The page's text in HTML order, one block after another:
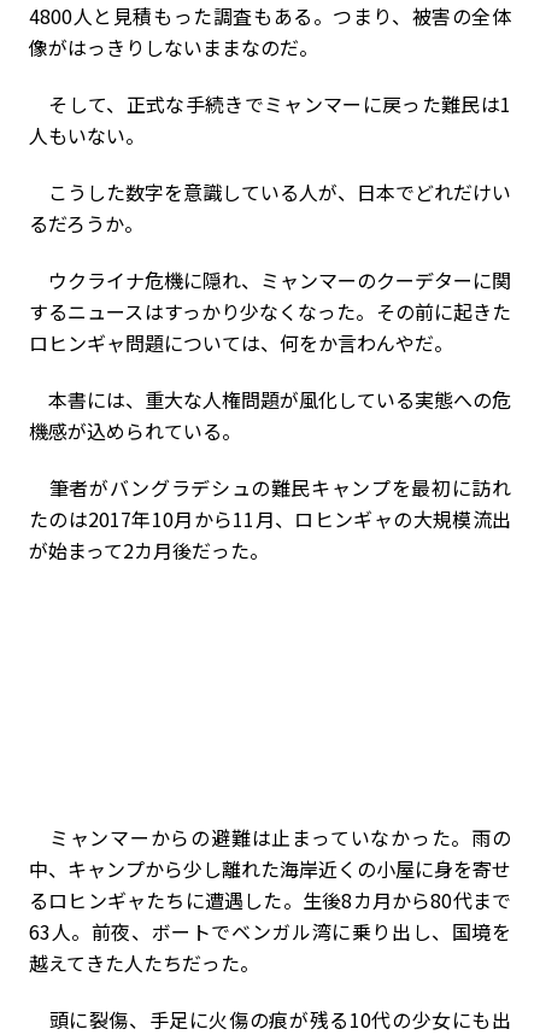
4800人と見積もった調査もある。つまり、被害の全体
像がはっきりしないままなのだ。
そして、正式な手続きでミャンマーに戻った難民は1
人もいない。
こうした数字を意識している人が、日本でどれだけい
るだろうか。
ウクライナ危機に隠れ、ミャンマーのクーデターに関
するニュースはすっかり少なくなった。その前に起きた
ロヒンギャ問題については、何をか言わんやだ。
本書には、重大な人権問題が風化している実態への危
機感が込められている。
筆者がバングラデシュの難民キャンプを最初に訪れ
たのは2017年10月から11月、ロヒンギャの大規模流出
が始まって2カ月後だった。
ミャンマーからの避難は止まっていなかった。雨の
中、キャンプから少し離れた海岸近くの小屋に身を寄せ
るロヒンギャたちに遭遇した。生後8カ月から80代まで
63人。前夜、ボートでベンガル湾に乗り出し、国境を
越えてきた人たちだった。
頭に裂傷、手足に火傷の痕が残る10代の少女にも出